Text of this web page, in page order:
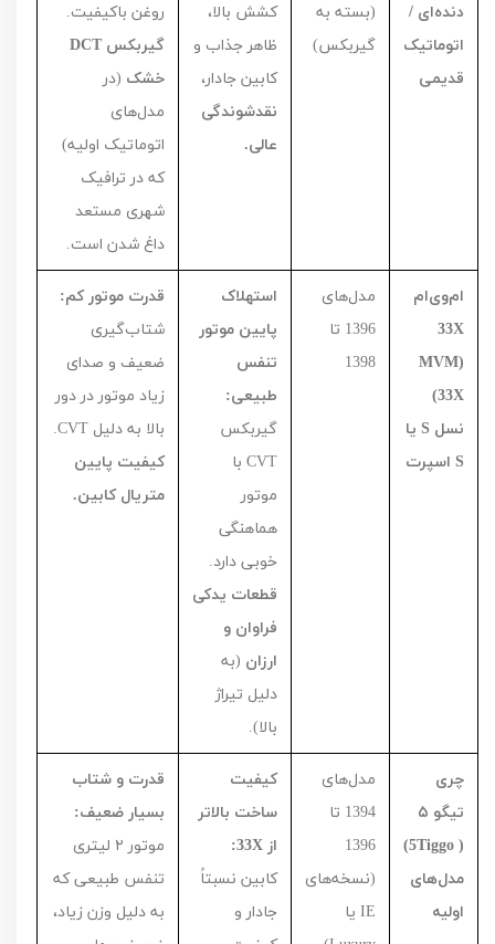
دنده‌ای /
اتوماتیک
قدیمی
(بسته به
گیربکس)
کشش بالا،
ظاهر جذاب و
کابین جادار،
نقدشوندگی
عالی.
روغن باکیفیت.
گیربکس DCT
خشک (در
مدل‌های
اتوماتیک اولیه)
که در ترافیک
شهری مستعد
داغ شدن است.
ام‌وی‌ام
X
33
(
MVM
X
33)
نسل S یا
S اسپرت
مدل‌های
1396 تا
1398
استهلاک
پایین موتور
تنفس
طبیعی:
گیربکس
CVT با
موتور
هماهنگی
خوبی دارد.
قطعات یدکی
فراوان و
ارزان (به
دلیل تیراژ
بالا).
قدرت موتور کم:
شتاب‌گیری
ضعیف و صدای
زیاد موتور در دور
بالا به دلیل CVT
.
کیفیت پایین
متریال کابین.
چری
تیگو ۵
(
Tiggo
5)
مدل‌های
اولیه
مدل‌های
1394 تا
1396
(نسخه‌های
IE یا
کیفیت
ساخت بالاتر
از X
33:
کابین نسبتاً
جادار و
قدرت و شتاب
بسیار ضعیف:
موتور ۲ لیتری
تنفس طبیعی که
به دلیل وزن زیاد،